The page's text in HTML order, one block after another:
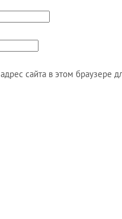
сайта в этом браузере